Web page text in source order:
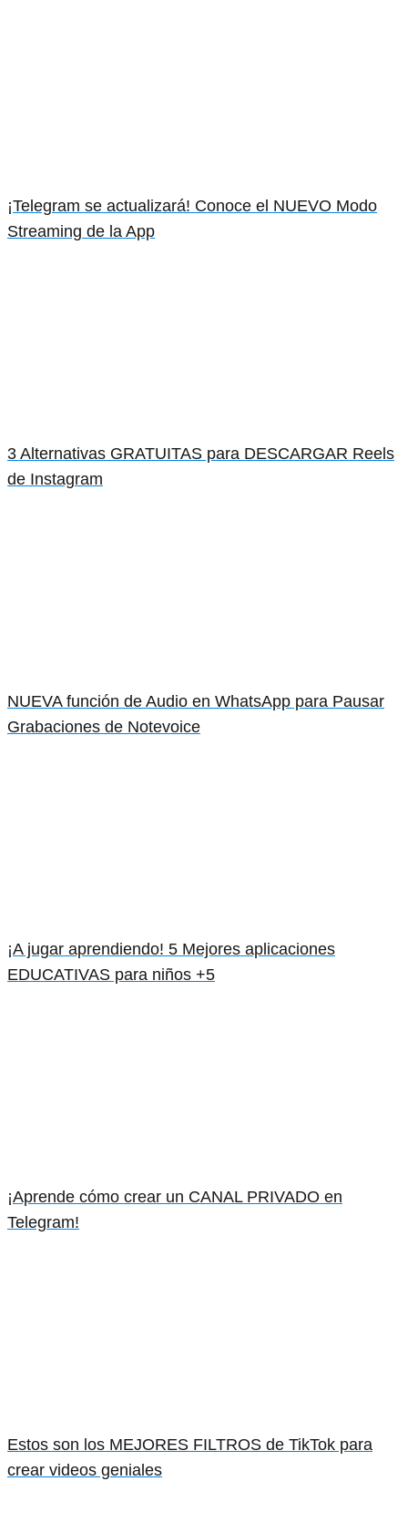
¡Telegram se actualizará! Conoce el NUEVO Modo
Streaming de la App
3 Alternativas GRATUITAS para DESCARGAR Reels
de Instagram
NUEVA función de Audio en WhatsApp para Pausar
Grabaciones de Notevoice
¡A jugar aprendiendo! 5 Mejores aplicaciones
EDUCATIVAS para niños +5
¡Aprende cómo crear un CANAL PRIVADO en
Telegram!
Estos son los MEJORES FILTROS de TikTok para
crear videos geniales